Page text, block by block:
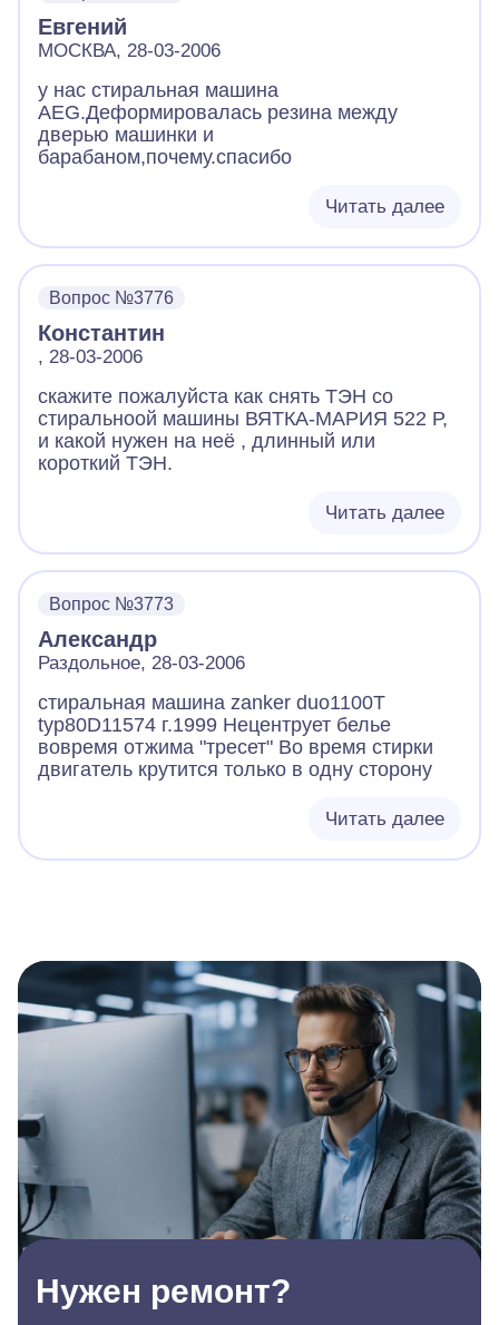
Евгений
МОСКВА, 28-03-2006
у нас стиральная машина
AEG.Деформировалась резина между
дверью машинки и
барабаном,почему.спасибо
Читать далее
Вопрос №3776
Константин
, 28-03-2006
скажите пожалуйста как снять ТЭН со
стиральноой машины ВЯТКА-МАРИЯ 522 Р,
и какой нужен на неё , длинный или
короткий ТЭН.
Читать далее
Вопрос №3773
Александр
Раздольное, 28-03-2006
стиральная машина zanker duo1100T
typ80D11574 г.1999 Heцентрует белье
вовремя отжима "тресет" Во время стирки
двигатель крутится только в одну сторону
Читать далее
Нужен ремонт?